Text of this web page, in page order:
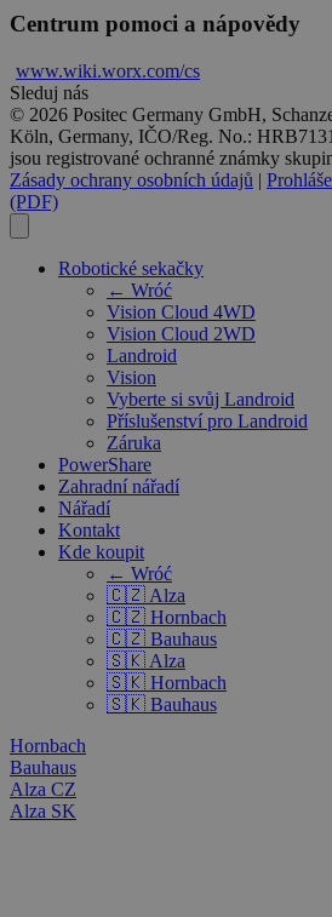
Centrum pomoci a nápovědy
www.wiki.worx.com/cs
Sleduj nás
© 2026 Positec Germany GmbH,
Köln, Germany, IČO/Reg. No.:
jsou registrované ochranné známky
Zásady ochrany osobních údajů |
(PDF)
Robotické sekačky
← Wróć
Vision Cloud 4WD
Vision Cloud 2WD
Landroid
Vision
Vyberte si svůj Landroid
Příslušenství pro Landroid
Záruka
PowerShare
Zahradní nářadí
Nářadí
Kontakt
Kde koupit
← Wróć
🇨🇿 Alza
🇨🇿 Hornbach
🇨🇿 Bauhaus
🇸🇰 Alza
🇸🇰 Hornbach
🇸🇰 Bauhaus
Hornbach
Bauhaus
Alza CZ
Alza SK